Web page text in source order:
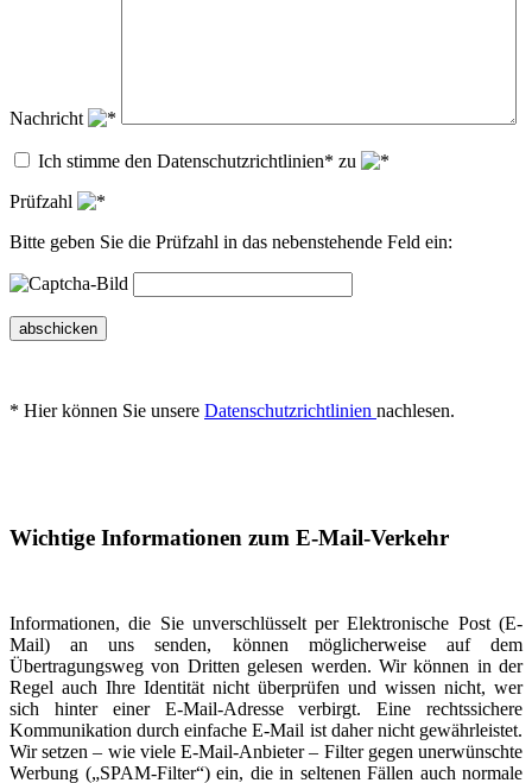
Nachricht
Ich stimme den Datenschutzrichtlinien* zu
Prüfzahl
Bitte geben Sie die Prüfzahl in das nebenstehende Feld ein:
abschicken
* Hier können Sie unsere Datenschutzrichtlinien nachlesen.
Wichtige Informationen zum E-Mail-Verkehr
Informationen, die Sie unverschlüsselt per Elektronische Post (E-
Mail) an uns senden, können möglicherweise auf dem
Übertragungsweg von Dritten gelesen werden. Wir können in der
Regel auch Ihre Identität nicht überprüfen und wissen nicht, wer
sich hinter einer E-Mail-Adresse verbirgt. Eine rechtssichere
Kommunikation durch einfache E-Mail ist daher nicht gewährleistet.
Wir setzen – wie viele E-Mail-Anbieter – Filter gegen unerwünschte
Werbung („SPAM-Filter“) ein, die in seltenen Fällen auch normale